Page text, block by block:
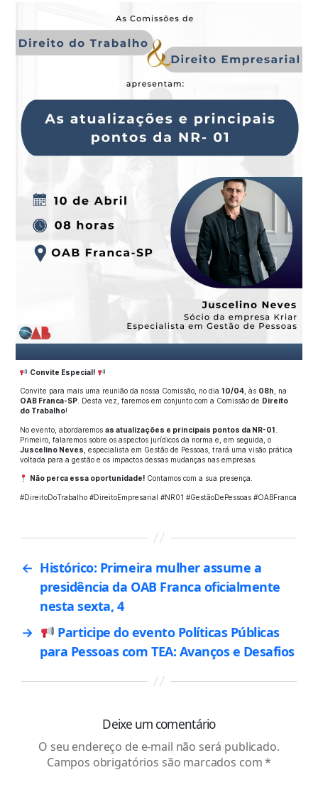
Convite Especial!
Convite para mais uma reunião da nossa Comissão, no dia 10/04, às 08h, na
OAB Franca-SP. Desta vez, faremos em conjunto com a Comissão de Direito
do Trabalho!
No evento, abordaremos as atualizações e principais pontos da NR-01
Primeiro, falaremos sobre os aspectos jurídicos da norma e, em seguida, o
Juscelino Neves , especialista em Gestão de Pessoas, trará uma visão prática
voltada para a gestão e os impactos dessas mudanças nas empresas.
Não perca essa oportunidade!Contamos com a sua presença.
#DireitoDoTrabalho #DireitoEmpresarial #NR01 #GestãoDePessoas #OABFranca
← Histórico: Primeira mulher assume a
presidência da OAB Franca oficialmente
nesta sexta, 4
→
Participe do evento Políticas Públicas
para Pessoas com TEA: Avanços e Desafios
Deixe um comentário
O seu endereço de e-mail não será publicado.
Campos obrigatórios são marcados com*